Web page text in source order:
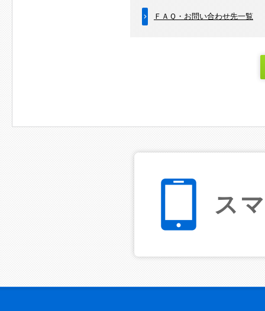
ＦＡＱ・お問い合わせ先一覧
ス